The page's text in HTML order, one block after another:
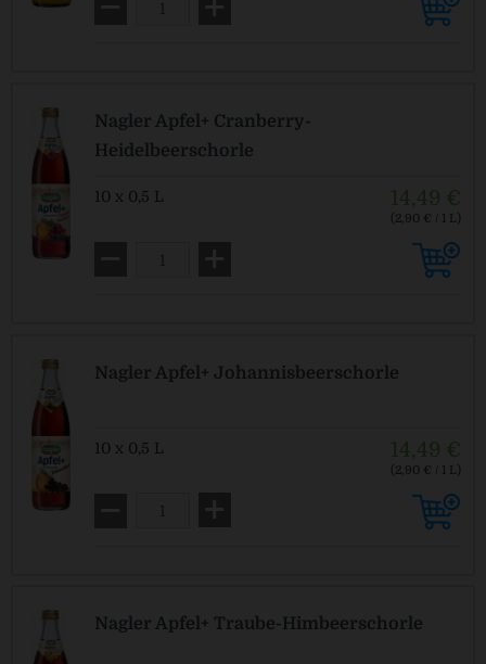
Nagler Apfel+ Cranberry-
Heidelbeerschorle
10 x 0,5 L 14,49 €
(2,90 € / 1 L)
Nagler Apfel+ Johannisbeerschorle
10 x 0,5 L 14,49 €
(2,90 € / 1 L)
Nagler Apfel+ Traube-Himbeerschorle